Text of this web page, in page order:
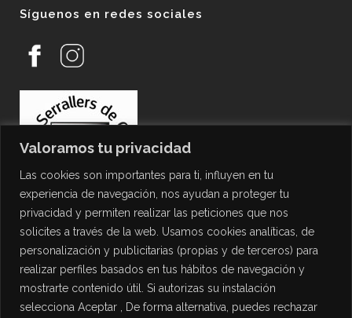
Valoramos tu privacidad
Las cookies son importantes para ti, influyen en tu
experiencia de navegación, nos ayudan a proteger tu
privacidad y permiten realizar las peticiones que nos
solicites a través de la web. Usamos cookies analíticas, de
personalización y publicitarias (propias y de terceros) para
realizar perfiles basados en tus hábitos de navegación y
mostrarte contenido útil. Si autorizas su instalación
selecciona Aceptar , De forma alternativa, puedes rechazar
Síguenos en redes sociales
PROTECCIÓN DE DATOS
Política de Privacidad
Política de Cookies